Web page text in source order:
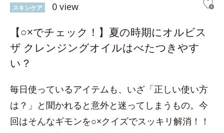
スキンケア 0 view
【○×でチェック！】夏の時期にオルビス
ザ クレンジングオイルはべたつきやす
い？
毎日使っているアイテムも、いざ「正しい使い方
は？」と聞かれると意外と迷ってしまうもの。今
回はそんなギモンを○×クイズでスッキリ解消！！